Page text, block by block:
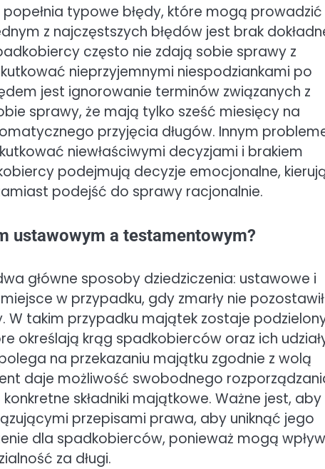
typowe błędy, które mogą
z najczęstszych błędów jest brak
często nie zdają sobie sprawy z
nieprzyjemnymi niespodziankami po
jest ignorowanie terminów związanych z
sprawy, że mają tylko sześć miesięcy na
przyjęcia długów. Innym
niewłaściwymi decyzjami i brakiem
podejmują decyzje emocjonalne,
podejść do sprawy racjonalnie.
ustawowym a testamentowym?
główne sposoby dziedziczenia: ustawowe i
w przypadku, gdy zmarły nie pozostawił
takim przypadku majątek zostaje
określają krąg spadkobierców oraz ich
na przekazaniu majątku zgodnie z wolą
daje możliwość swobodnego
składniki majątkowe. Ważne jest, aby
przepisami prawa, aby uniknąć jego
dla spadkobierców, ponieważ mogą
za długi.